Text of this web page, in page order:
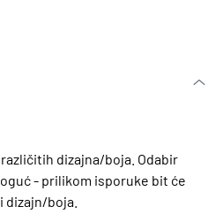
dizajna/boja. Odabir
- prilikom isporuke bit će
dizajn/boja.